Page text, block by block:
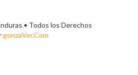
• Todos los Derechos
gonzaVer.Com